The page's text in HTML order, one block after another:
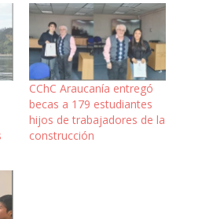
CChC Araucanía entregó
becas a 179 estudiantes
hijos de trabajadores de la
construcción